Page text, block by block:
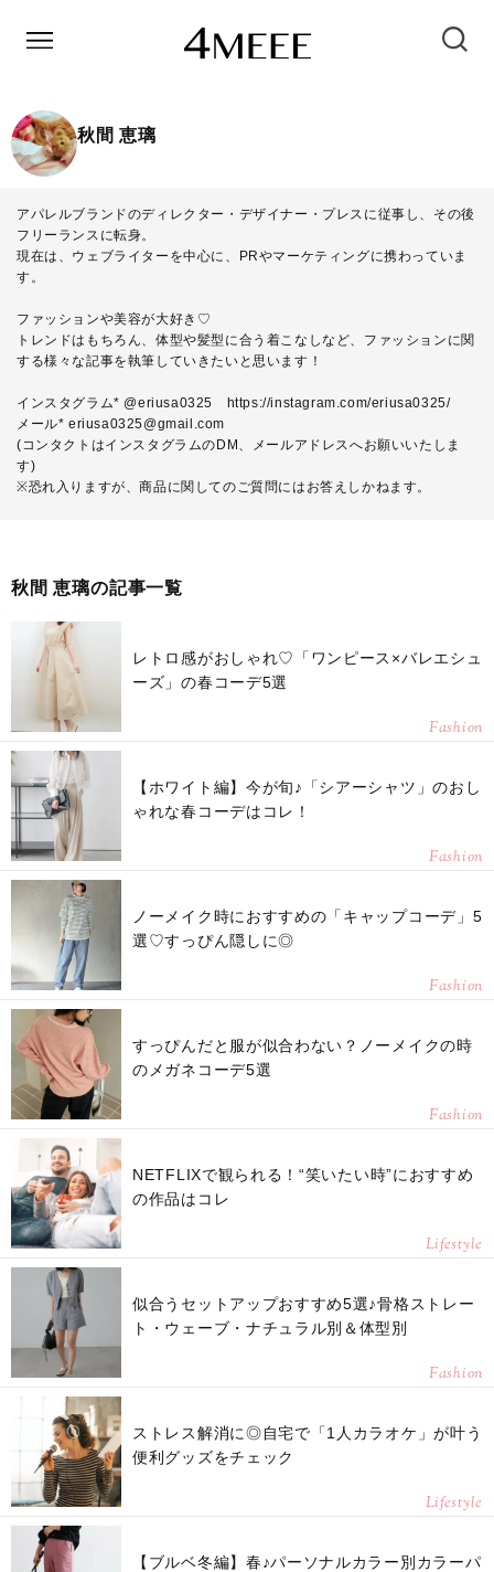
秋間 恵璃
アパレルブランドのディレクター・デザイナー・プレスに従事し、その後
フリーランスに転身。
現在は、ウェブライターを中心に、PRやマーケティングに携わっていま
す。
ファッションや美容が大好き♡
トレンドはもちろん、体型や髪型に合う着こなしなど、ファッションに関
する様々な記事を執筆していきたいと思います！
インスタグラム* @eriusa0325
https://instagram.com/eriusa0325/
メール* eriusa0325@gmail.com
(コンタクトはインスタグラムのDM、メールアドレスへお願いいたしま
す)
※恐れ入りますが、商品に関してのご質問にはお答えしかねます。
秋間 恵璃の記事一覧
レトロ感がおしゃれ♡「ワンピース×バレエシュ
ーズ」の春コーデ5選
Fashion
【ホワイト編】今が旬♪「シアーシャツ」のおし
ゃれな春コーデはコレ！
Fashion
ノーメイク時におすすめの「キャップコーデ」5
選♡すっぴん隠しに◎
Fashion
すっぴんだと服が似合わない？ノーメイクの時
のメガネコーデ5選
Fashion
NETFLIXで観られる！“笑いたい時”におすすめ
の作品はコレ
Lifestyle
似合うセットアップおすすめ5選♪骨格ストレー
ト・ウェーブ・ナチュラル別＆体型別
Fashion
ストレス解消に◎自宅で「1人カラオケ」が叶う
便利グッズをチェック
Lifestyle
【ブルベ冬編】春♪パーソナルカラー別カラーパ